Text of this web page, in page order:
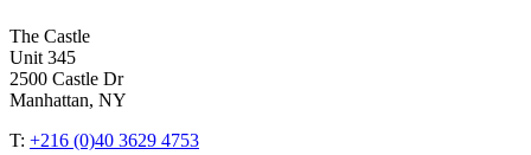
The Castle
Unit 345
2500 Castle Dr
Manhattan, NY
T: +216 (0)40 3629 4753